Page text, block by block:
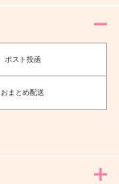
ポスト投函
おまとめ配送